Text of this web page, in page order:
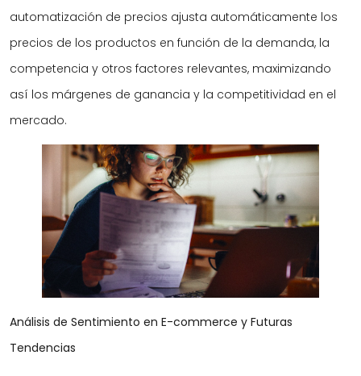
automatización de precios ajusta automáticamente los
precios de los productos en función de la demanda, la
competencia y otros factores relevantes, maximizando
así los márgenes de ganancia y la competitividad en el
mercado.
Análisis de Sentimiento en E-commerce y Futuras
Tendencias